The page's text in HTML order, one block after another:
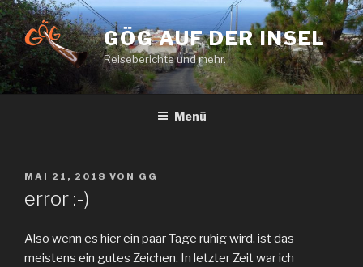
Zum
Inhalt
springen
GÖG AUF DER INSEL
Reiseberichte und mehr.
Menü
VERÖFFENTLICHT
MAI 21, 2018 VON GG
error :-)
Also wenn es hier ein paar Tage ruhig wird, ist das
meistens ein gutes Zeichen. In letzter Zeit war ich